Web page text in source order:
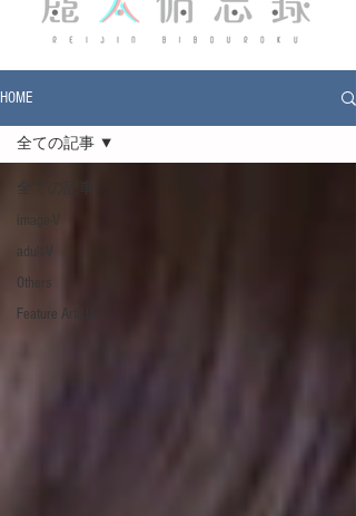
HOME
全ての記事
image-V
adult-V
Others
Feature Article
全ての記事